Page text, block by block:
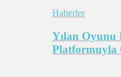
Haberler
Yılan Oyunu
Platformuyla